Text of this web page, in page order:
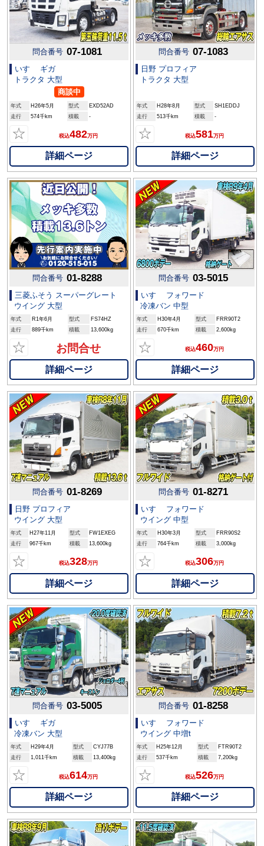
問合番号 07-1081
いすゞ ギガ
トラクタ 大型
商談中
年式 H26年5月 型式
EXD52AD
走行
574千km 積載 -
☆ 税込482万円
詳細ページ
問合番号 07-1083
日野 プロフィア
トラクタ 大型
年式 H28年8月 型式
SH1EDDJ
走行
513千km 積載 -
☆ 税込581万円
詳細ページ
問合番号 01-8288
三菱ふそう スーパーグレート
ウイング 大型
年式 R1年6月 型式
FS74HZ
走行
889千km 積載 13,600kg
☆ お問合せ
詳細ページ
問合番号 03-5015
いすゞ フォワード
冷凍バン 中型
年式 H30年4月 型式
FRR90T2
走行
670千km 積載 2,600kg
☆ 税込460万円
詳細ページ
問合番号 01-8269
日野 プロフィア
ウイング 大型
年式 H27年11月 型式
FW1EXEG
走行
967千km 積載 13,600kg
☆ 税込328万円
詳細ページ
問合番号 01-8271
いすゞ フォワード
ウイング 中型
年式 H30年3月 型式
FRR90S2
走行
764千km 積載 3,000kg
☆ 税込306万円
詳細ページ
問合番号 03-5005
いすゞ ギガ
冷凍バン 大型
年式 H29年4月 型式
CYJ77B
走行
1,011千km 積載 13,400kg
☆ 税込614万円
詳細ページ
問合番号 01-8258
いすゞ フォワード
ウイング 中増t
年式 H25年12月 型式
FTR90T2
走行
537千km 積載 7,200kg
☆ 税込526万円
詳細ページ